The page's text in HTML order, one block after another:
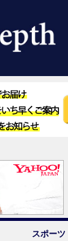
スポーツ